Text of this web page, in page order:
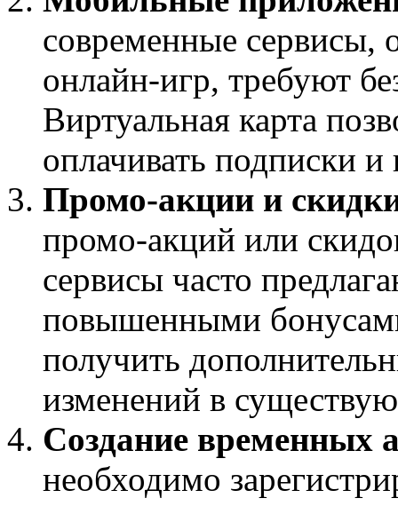
современные сервисы,
онлайн-игр, требуют
Виртуальная карта
оплачивать подписки
Промо-акции и
промо-акций или
сервисы часто
повышенными
получить
изменений в
Создание временных
необходимо